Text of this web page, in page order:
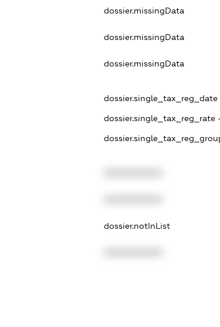
dossier.missingData
dossier.missingData
dossier.missingData
dossier.single_tax_reg_date -
dossier.single_tax_reg_rate
dossier.notInList